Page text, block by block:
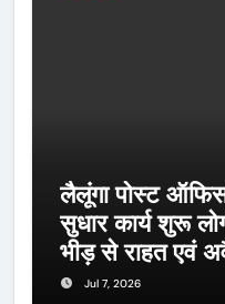
लैलूंगा पोस्ट
सुधार कार्य शुरू
भीड़ से राहत एवं
Jul 7, 2026